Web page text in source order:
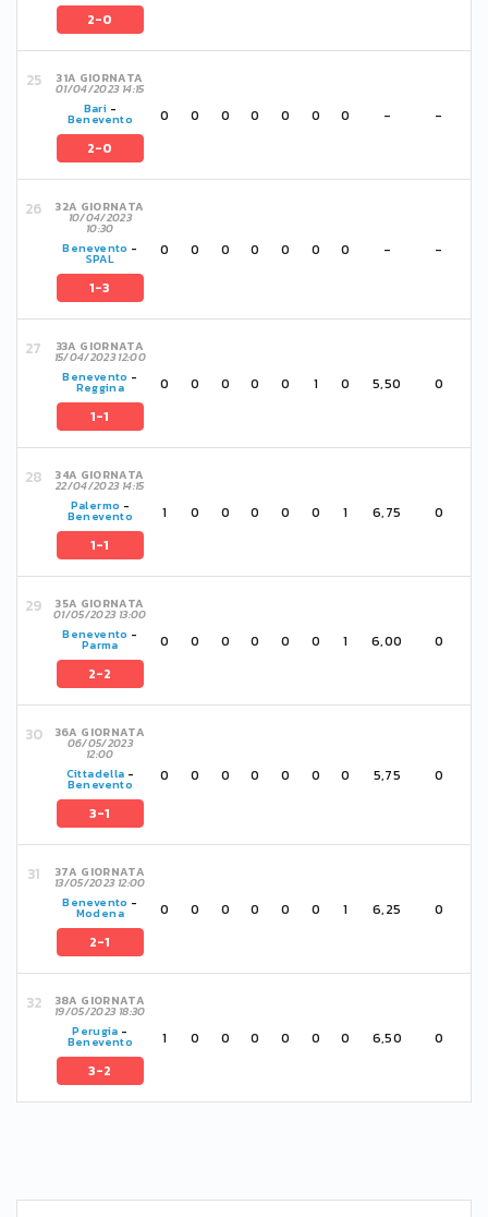
2-0
31A GIORNATA
01/04/2023 14:15
Bari -
Benevento
2-0
0 0 0 0 0 0 0 - -
32A GIORNATA
10/04/2023
10:30
Benevento -
SPAL
1-3
0 0 0 0 0 0 0 - -
33A GIORNATA
15/04/2023 12:00
Benevento -
Reggina
1-1
0 0 0 0 0 1 0 5,50 0
34A GIORNATA
22/04/2023 14:15
Palermo -
Benevento
1-1
1 0 0 0 0 0 1 6,75 0
35A GIORNATA
01/05/2023 13:00
Benevento -
Parma
2-2
0 0 0 0 0 0 1 6,00 0
36A GIORNATA
06/05/2023
12:00
Cittadella -
Benevento
3-1
0 0 0 0 0 0 0 5,75 0
37A GIORNATA
13/05/2023 12:00
Benevento -
Modena
2-1
0 0 0 0 0 0 1 6,25 0
38A GIORNATA
19/05/2023 18:30
Perugia -
Benevento
3-2
1 0 0 0 0 0 0 6,50 0